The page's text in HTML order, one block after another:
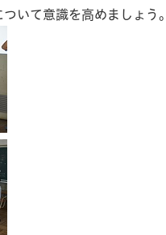
いて意識を高めましょう。